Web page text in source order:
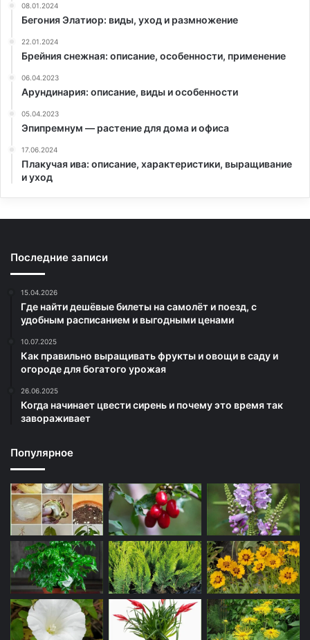
08.01.2024
Бегония Элатиор: виды, уход и размножение
22.01.2024
Брейния снежная: описание, особенности, применение
06.04.2023
Арундинария: описание, виды и особенности
05.04.2023
Эпипремнум — растение для дома и офиса
17.06.2024
Плакучая ива: описание, характеристики, выращивание
и уход
Последние записи
15.04.2026
Где найти дешёвые билеты на самолёт и поезд, с
удобным расписанием и выгодными ценами
10.07.2025
Как правильно выращивать фрукты и овощи в саду и
огороде для богатого урожая
26.06.2025
Когда начинает цвести сирень и почему это время так
завораживает
Популярное